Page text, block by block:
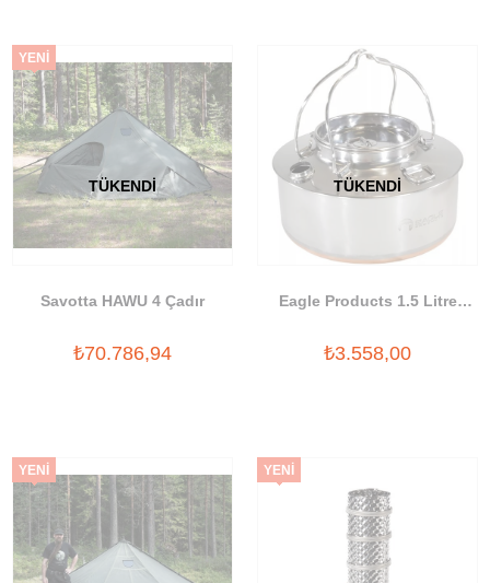
TÜKENDI
Savotta HAWU 4 Çadır
₺70.786,94
YENI
ÜRÜN
TÜKENDI
Eagle Products 1.5 Litre
₺3.558,00
YENI
ÜRÜN
YENI